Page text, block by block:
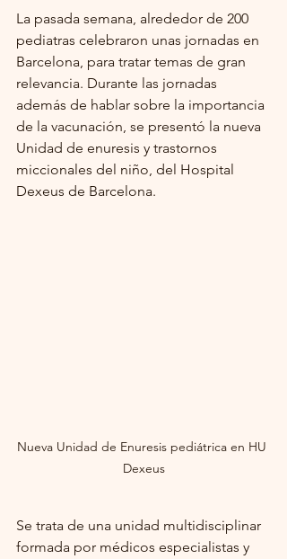
La pasada semana, alrededor de 200
pediatras celebraron unas jornadas en
Barcelona, para tratar temas de gran
relevancia. Durante las jornadas
además de hablar sobre la importancia
de la vacunación, se presentó la nueva
Unidad de enuresis y trastornos
miccionales del niño, del Hospital
Dexeus de Barcelona.
Nueva Unidad de Enuresis pediátrica en HU
Dexeus
Se trata de una unidad multidisciplinar
formada por médicos especialistas y